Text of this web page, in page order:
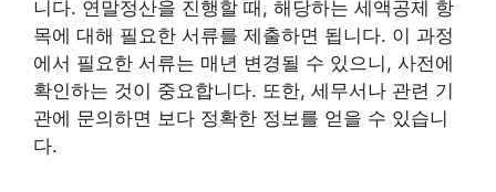
니다. 연말정산을 진행할 때, 해당하는 세액공제 항
목에 대해 필요한 서류를 제출하면 됩니다. 이 과정
에서 필요한 서류는 매년 변경될 수 있으니, 사전에
확인하는 것이 중요합니다. 또한, 세무서나 관련 기
관에 문의하면 보다 정확한 정보를 얻을 수 있습니
다.